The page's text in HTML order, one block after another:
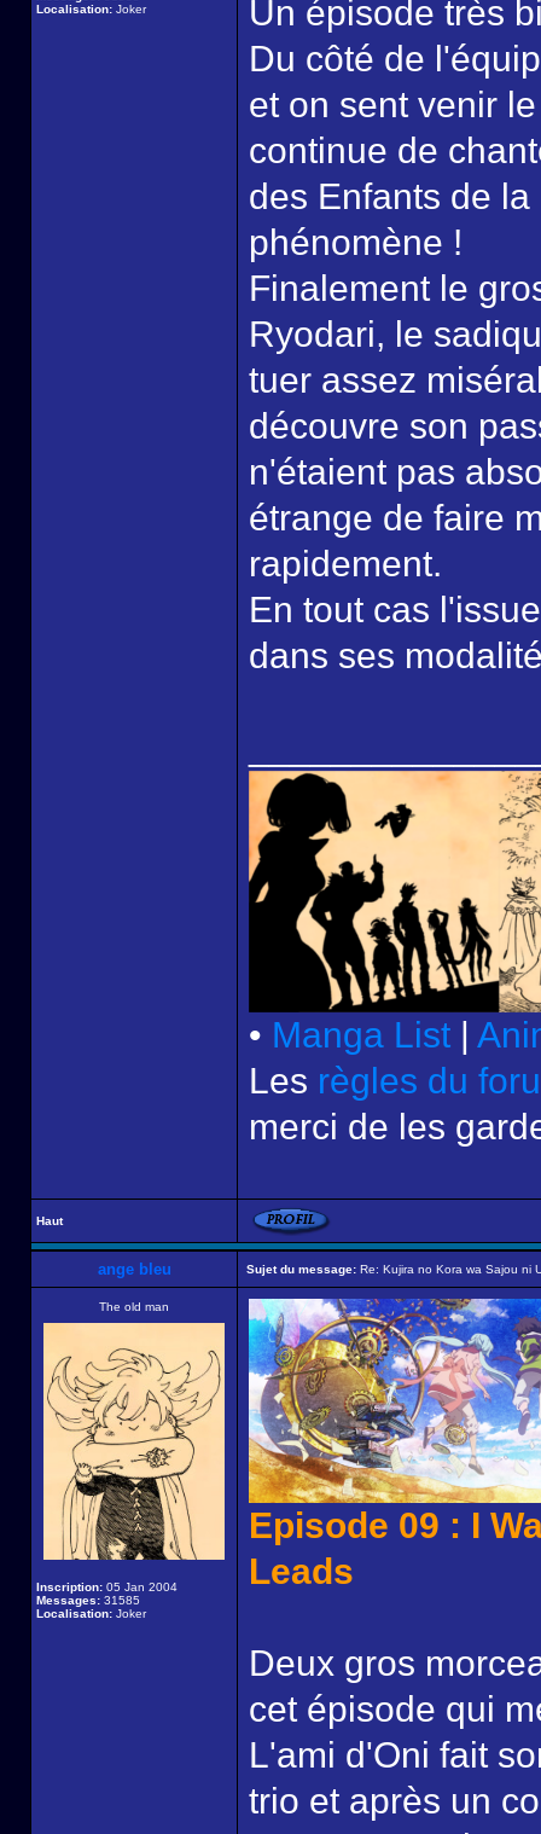
Localisation: Joker
Un épisode très
Du côté de
et on sent venir
continue de
des Enfants de
phénomène !
Finalement le
Ryodari, le
tuer assez
découvre son
n'étaient pas
étrange de faire
rapidement.
En tout cas
dans ses
• Manga List |
Les règles du
merci de les
Haut
ange bleu Sujet du message: Re: Kujira no Kora wa Sajou ni
The old man
Inscription: 05 Jan 2004
Messages: 31585
Localisation: Joker
Episode 09 : I
Leads
Deux gros
cet épisode qui
L'ami d'Oni fait
trio et après un